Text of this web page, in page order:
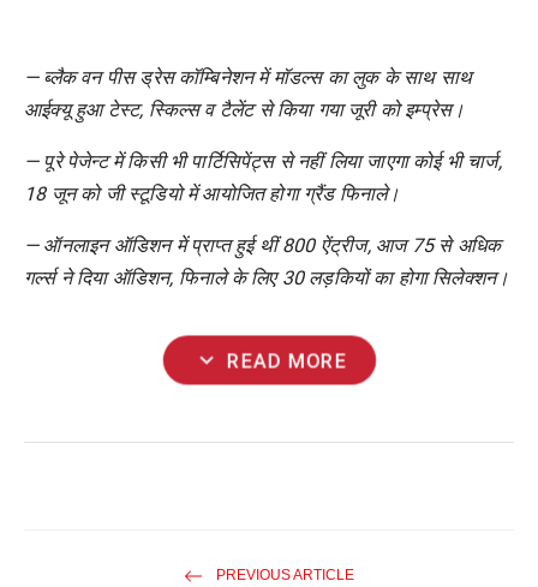
— ब्लैक वन पीस ड्रेस कॉम्बिनेशन में मॉडल्स का लुक के साथ साथ
आईक्यू हुआ टेस्ट, स्किल्स व टैलेंट से किया गया जूरी को इम्प्रेस।
— पूरे पेजेन्ट में किसी भी पार्टिसिपेंट्स से नहीं लिया जाएगा कोई भी चार्ज,
18 जून को जी स्टूडियो में आयोजित होगा ग्रैंड फिनाले।
— ऑनलाइन ऑडिशन में प्राप्त हुई थीं 800 ऐंट्रीज, आज 75 से अधिक
गर्ल्स ने दिया ऑडिशन, फिनाले के लिए 30 लड़कियों का होगा सिलेक्शन।
expand_more READ MORE
PREVIOUS ARTICLE